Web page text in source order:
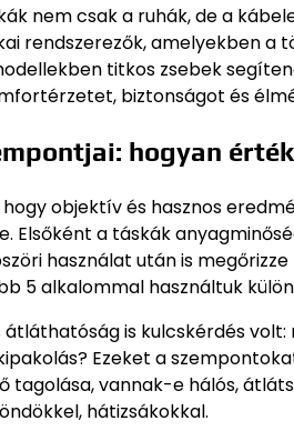
nem csak a ruhák, de a
rendszerezők, amelyekben
titkos zsebek
biztonságot és
hogyan
objektív és hasznos
Elsőként a táskák
használat után is
5 alkalommal használtuk
átláthatóság is kulcskérdés
Ezeket a
tagolása, vannak-e hálós,
hátizsákokkal.